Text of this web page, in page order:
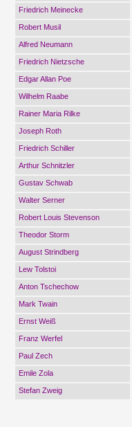
Friedrich Meinecke
Robert Musil
Alfred Neumann
Friedrich Nietzsche
Edgar Allan Poe
Wilhelm Raabe
Rainer Maria Rilke
Joseph Roth
Friedrich Schiller
Arthur Schnitzler
Gustav Schwab
Walter Serner
Robert Louis Stevenson
Theodor Storm
August Strindberg
Lew Tolstoi
Anton Tschechow
Mark Twain
Ernst Weiß
Franz Werfel
Paul Zech
Emile Zola
Stefan Zweig